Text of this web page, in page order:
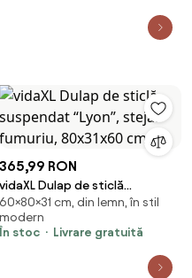
365,99 RON
vidaXL Dulap de sticlă
suspendat “Lyon”, stejar
fumuriu, 80x31x60 cm
60×80×31 cm, din lemn, în stil
modern
În stoc
Livrare gratuită